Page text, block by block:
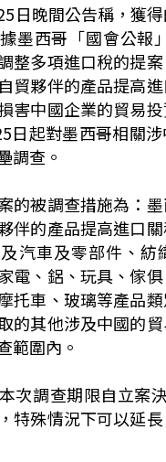
日晚間公告稱，獲
墨西哥「國會公報
整多項進口稅的提
貿夥伴的產品提高
害中國企業的貿易
日起對墨西哥相關
調查。
的被調查措施為：
伴的產品提高進口
汽車及零部件、紡
電、鋁、玩具、傢
托車、玻璃等產品
的其他涉及中國的
範圍內。
次調查期限自立案
特殊情況下可以延